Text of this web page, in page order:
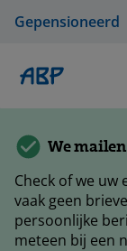
Gepensioneerd
We
Check of we uw
vaak geen
persoonlijke
meteen bij een